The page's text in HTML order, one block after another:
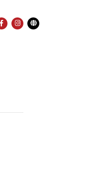
FACEBOOK
INSTAGRAM
Übersetzung